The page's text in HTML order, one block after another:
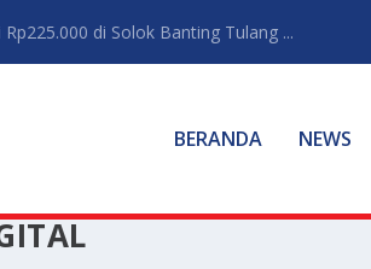
di Solok Banting Tulang ...
BERANDA NEWS